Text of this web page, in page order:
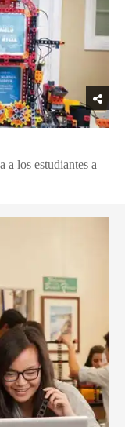
a los estudiantes a